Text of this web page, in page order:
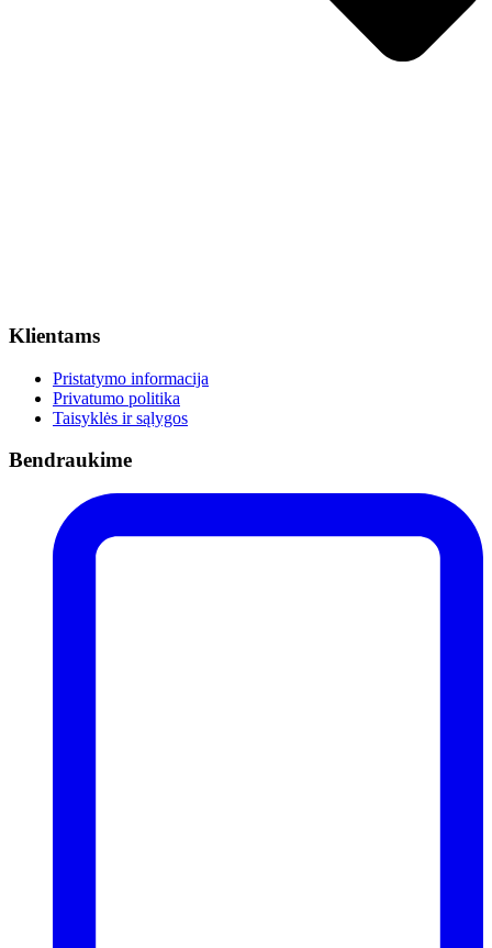
Klientams
Pristatymo informacija
Privatumo politika
Taisyklės ir sąlygos
Bendraukime